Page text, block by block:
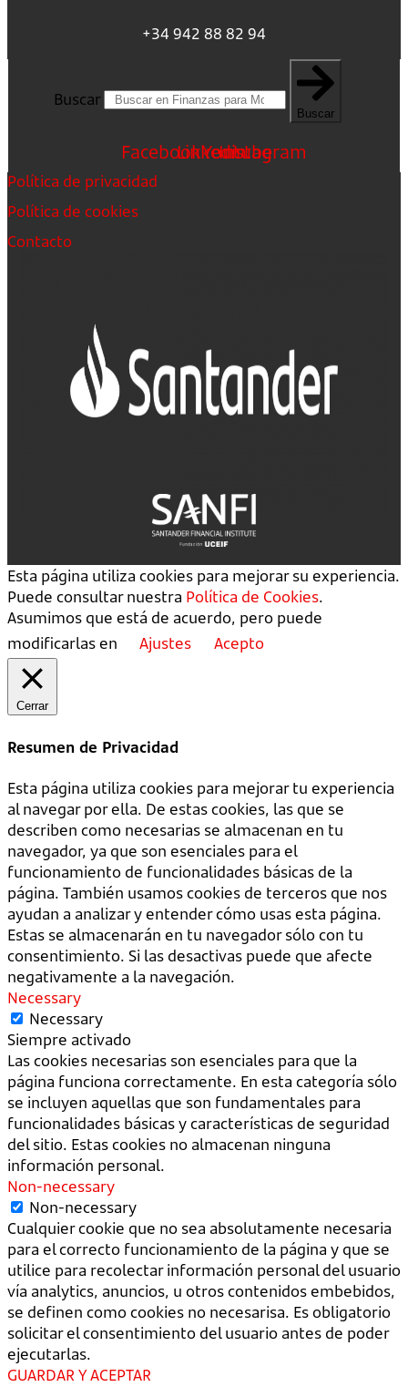
+34 942 88 82 94
Buscar
Buscar
FacebookLinkedin
Youtube
Instagram
Política de privacidad
Política de cookies
Contacto
Esta página utiliza cookies para mejorar su experiencia.
Puede consultar nuestra Política de Cookies.
Asumimos que está de acuerdo, pero puede
modificarlas en
Ajustes Acepto
Cerrar
Resumen de Privacidad
Esta página utiliza cookies para mejorar tu experiencia
al navegar por ella. De estas cookies, las que se
describen como necesarias se almacenan en tu
navegador, ya que son esenciales para el
funcionamiento de funcionalidades básicas de la
página. También usamos cookies de terceros que nos
ayudan a analizar y entender cómo usas esta página.
Estas se almacenarán en tu navegador sólo con tu
consentimiento. Si las desactivas puede que afecte
negativamente a la navegación.
Necessary
Necessary
Siempre activado
Las cookies necesarias son esenciales para que la
página funciona correctamente. En esta categoría sólo
se incluyen aquellas que son fundamentales para
funcionalidades básicas y características de seguridad
del sitio. Estas cookies no almacenan ninguna
información personal.
Non-necessary
Non-necessary
Cualquier cookie que no sea absolutamente necesaria
para el correcto funcionamiento de la página y que se
utilice para recolectar información personal del usuario
vía analytics, anuncios, u otros contenidos embebidos,
se definen como cookies no necesarisa. Es obligatorio
solicitar el consentimiento del usuario antes de poder
ejecutarlas.
GUARDAR Y ACEPTAR